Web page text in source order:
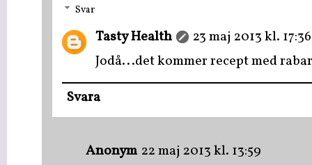
Svar
Tasty Health
23 maj 2013 kl. 17:36
Jodå...det kommer recept med
Svara
Anonym 22 maj 2013 kl. 13:59